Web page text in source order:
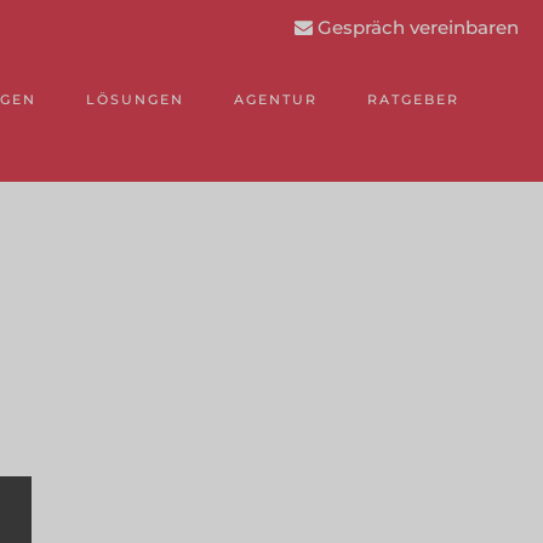
LÖSUNGEN AGENTUR RATGEBER
Gespräch vereinbaren